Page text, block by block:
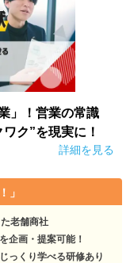
」！営業の常識
ク”を現実に！
詳細を見る
」
老舗商社
企画・提案可能！
っくり学べる研修あり